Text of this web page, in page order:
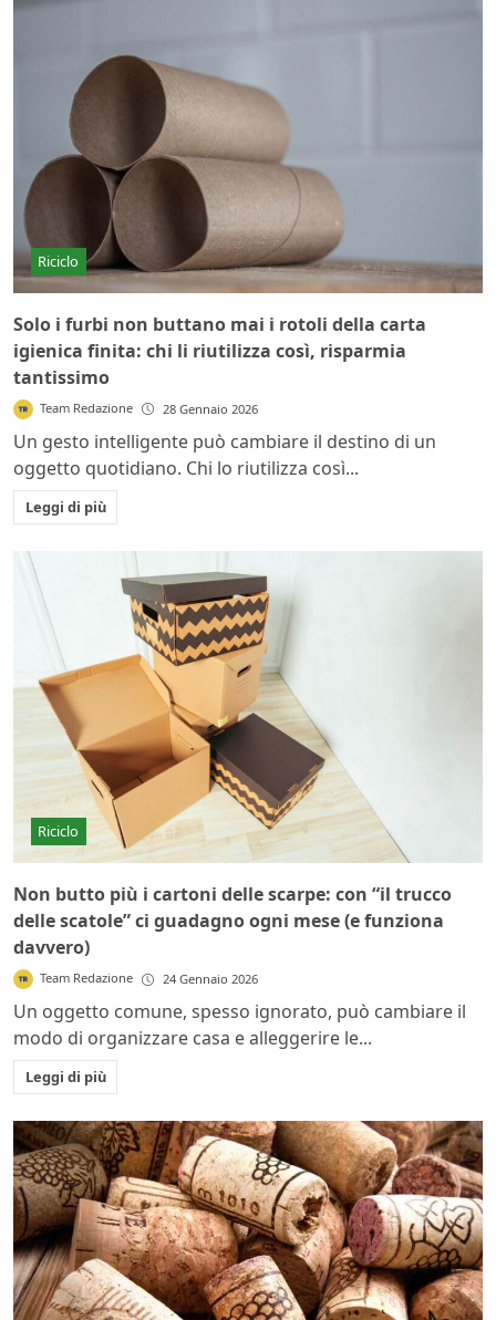
Riciclo
Solo i furbi non buttano mai i rotoli della carta
igienica finita: chi li riutilizza così, risparmia
tantissimo
Team Redazione 28 Gennaio 2026
Un gesto intelligente può cambiare il destino di un
oggetto quotidiano. Chi lo riutilizza così...
Leggi di più
Riciclo
Non butto più i cartoni delle scarpe: con “il trucco
delle scatole” ci guadagno ogni mese (e funziona
davvero)
Team Redazione 24 Gennaio 2026
Un oggetto comune, spesso ignorato, può cambiare il
modo di organizzare casa e alleggerire le...
Leggi di più